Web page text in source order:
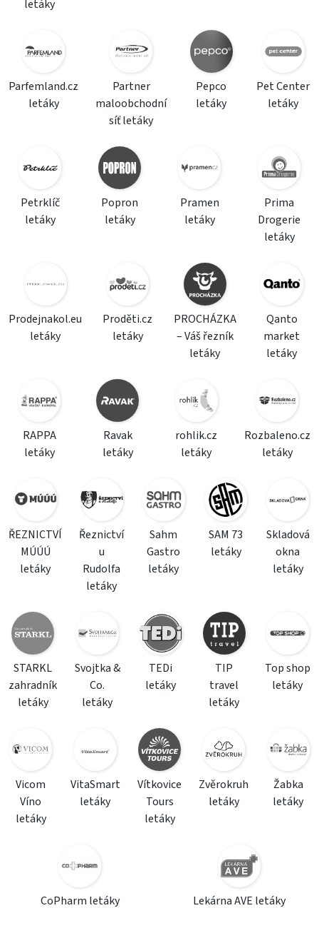
letáky
Parfemland.cz
letáky
Partner
maloobchodní
síť letáky
Pepco
letáky
Pet Center
letáky
Petrklíč
letáky
Popron
letáky
Pramen
letáky
Prima
Drogerie
letáky
Prodejnakol.eu
letáky
Proděti.cz
letáky
PROCHÁZKA
– Váš řezník
letáky
Qanto
market
letáky
RAPPA
letáky
Ravak
letáky
rohlik.cz
letáky
Rozbaleno.cz
letáky
ŘEZNICTVÍ
MÚÚÚ
letáky
Řeznictví
u
Rudolfa
letáky
Sahm
Gastro
letáky
SAM 73
letáky
Skladová
okna
letáky
STARKL
zahradník
letáky
Svojtka &
Co.
letáky
TEDi
letáky
TIP
travel
letáky
Top shop
letáky
Vicom
Víno
letáky
VitaSmart
letáky
Vítkovice
Tours
letáky
Zvěrokruh
letáky
Žabka
letáky
CoPharm letáky Lekárna AVE letáky